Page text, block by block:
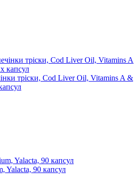
тріски, Cod Liver Oil, Vitamins A &
Yalacta, 90 капсул